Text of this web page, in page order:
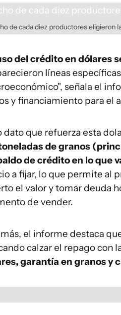
de cada diez productoreseligieron
del crédito en dólares
líneas
señala el
y financiamiento para el
dato que refuerza esta
de granos
de crédito en lo que
a fijar, lo que permite al
el valor y tomar deuda
de vender.
el informe destaca
calzar el repago con
garantía en granos y